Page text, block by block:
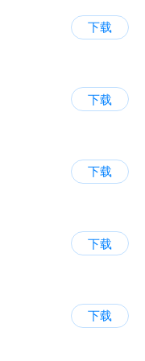
下载
下载
下载
下载
下载